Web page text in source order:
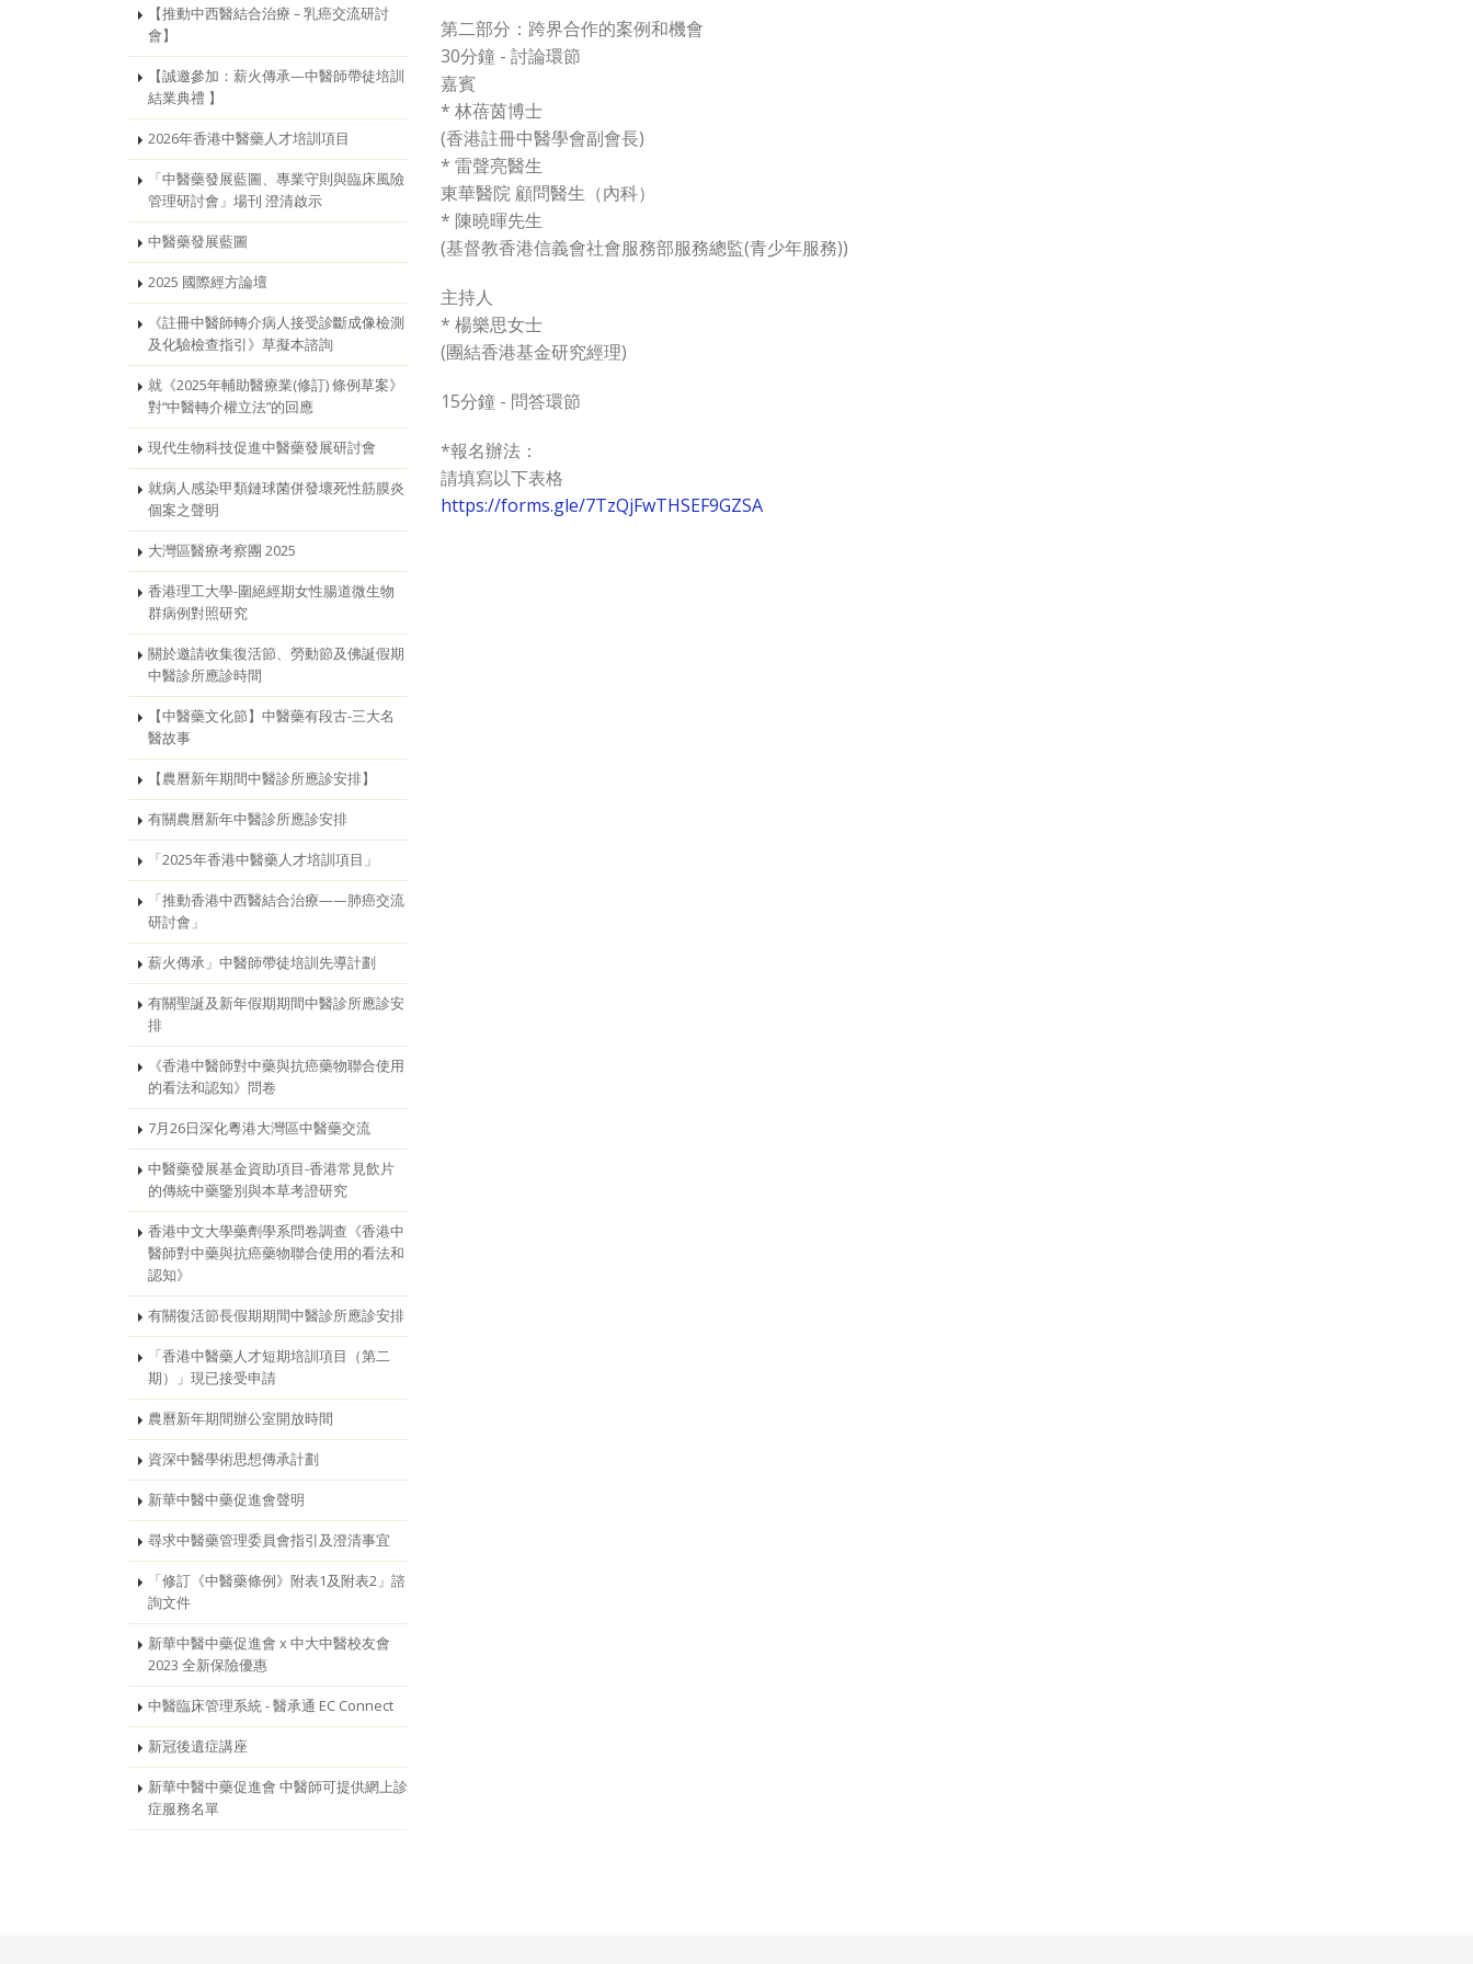
【推動中西醫結合治療 – 乳癌交流研討
會】
【誠邀參加：薪火傳承—中醫師帶徒培訓
結業典禮 】
2026年香港中醫藥人才培訓項目
「中醫藥發展藍圖、專業守則與臨床風險
管理研討會」場刊 澄清啟示
中醫藥發展藍圖
2025 國際經方論壇
《註冊中醫師轉介病人接受診斷成像檢測
及化驗檢查指引》草擬本諮詢
就《2025年輔助醫療業(修訂) 條例草案》
對“中醫轉介權立法”的回應
現代生物科技促進中醫藥發展研討會
就病人感染甲類鏈球菌併發壞死性筋膜炎
個案之聲明
大灣區醫療考察團 2025
香港理工大學-圍絕經期女性腸道微生物
群病例對照研究
關於邀請收集復活節、勞動節及佛誕假期
中醫診所應診時間
【中醫藥文化節】中醫藥有段古-三大名
醫故事
【農曆新年期間中醫診所應診安排】
有關農曆新年中醫診所應診安排
「2025年香港中醫藥人才培訓項目」
「推動香港中西醫結合治療——肺癌交流
研討會」
薪火傳承」中醫師帶徒培訓先導計劃
有關聖誕及新年假期期間中醫診所應診安
排
《香港中醫師對中藥與抗癌藥物聯合使用
的看法和認知》問卷
7月26日深化粵港大灣區中醫藥交流
中醫藥發展基金資助項目-香港常見飲片
的傳統中藥鑒別與本草考證研究
香港中文大學藥劑學系問卷調查《香港中
醫師對中藥與抗癌藥物聯合使用的看法和
認知》
有關復活節長假期期間中醫診所應診安排
「香港中醫藥人才短期培訓項目（第二
期）」現已接受申請
農曆新年期間辦公室開放時間
資深中醫學術思想傳承計劃
新華中醫中藥促進會聲明
尋求中醫藥管理委員會指引及澄清事宜
「修訂《中醫藥條例》附表1及附表2」諮
詢文件
新華中醫中藥促進會 x 中大中醫校友會
2023 全新保險優惠
中醫臨床管理系統 - 醫承通 EC Connect
新冠後遺症講座
新華中醫中藥促進會 中醫師可提供網上診
症服務名單
第二部分：跨界合作的案例和機會
30分鐘 - 討論環節
嘉賓
* 林蓓茵博士
(香港註冊中醫學會副會長)
* 雷聲亮醫生
東華醫院 顧問醫生（內科）
* 陳曉暉先生
(基督教香港信義會社會服務部服務總監(青少年服務))
主持人
* 楊樂思女士
(團結香港基金研究經理)
15分鐘 - 問答環節
*報名辦法：
請填寫以下表格
https://forms.gle/7TzQjFwTHSEF9GZSA